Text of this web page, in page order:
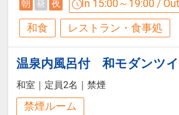
『月』
利用時間：15:30～
回）
料金：3，300円（税込）
※当日フロント受付（事
オープンキッチンが自慢
グにて
和洋バイキングをご用意
す。
■営業時間：7:00～9:00
席料理と、箱根湯本温泉
喫。
初めての箱根旅行、ご夫
ル・ファミリー旅行な
様におすすめの基本プラ
朝 昼 夜 In 15:00～19:00 /
和食 レストラン・食事処
和室 ｜ 定員2名 ｜ 禁煙
禁煙ルーム